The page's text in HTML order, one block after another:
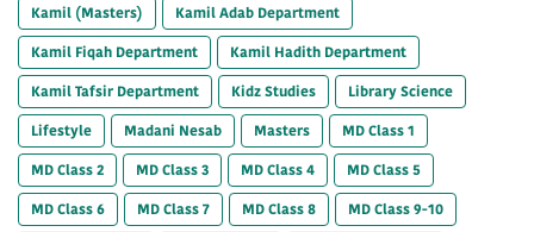
Kamil (Masters)
Kamil Adab Department
Kamil Fiqah Department
Kamil Hadith Department
Kamil Tafsir Department
Kidz Studies
Library Science
Lifestyle
Madani Nesab Masters
MD Class 1
MD Class 2
MD Class 3 MD Class 4
MD Class 5
MD Class 6
MD Class 7 MD Class 8
MD Class 9-10